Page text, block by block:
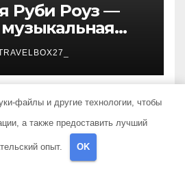
Руби Роуз —
жизнь и
файлы и другие технологии, чтобы
а также предоставить лучший
опыт. OK